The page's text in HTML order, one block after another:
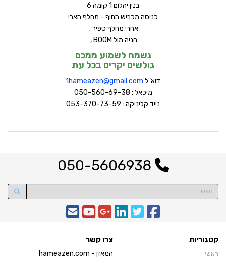
בנין יהלום 1 קומה 6
כניסה מכביש החוף - מחלף הארי
אחרי מחלף ספיר .
חניה מול BOOM ,
נשמח לשמוע ממכם
גולשים יקרים בכל עת
דוא"ל 1 hameazen@gmail.com
מיכאל : 050-560-69-38
נייד קליניקה : 053-370-73-59
קטגוריות
ראשי
צרו קשר
המאזן - hameazen.com